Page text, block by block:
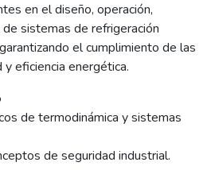
en el diseño, operación,
sistemas de refrigeración
el cumplimiento de las
eficiencia energética.
de termodinámica y sistemas
de seguridad industrial.